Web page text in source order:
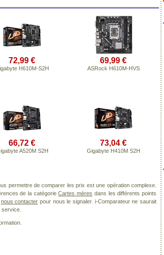
72,99 €
H610M-S2H
69,99 €
ASRock H610M-HVS
66,72 €
A520M S2H
73,04 €
Gigabyte H410M S2H
permettre de comparer les prix est une opération complexe.
de la catégorieCartes mères dans les différents points
nous contacter pour nous le signaler. i-Comparateur ne saurait